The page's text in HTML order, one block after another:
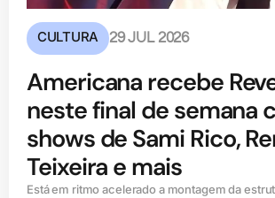
CULTURA 29 JUL 2026
Americana recebe
neste final de semana
shows de Sami Rico,
Teixeira e mais
Está em ritmo acelerado a montagem da